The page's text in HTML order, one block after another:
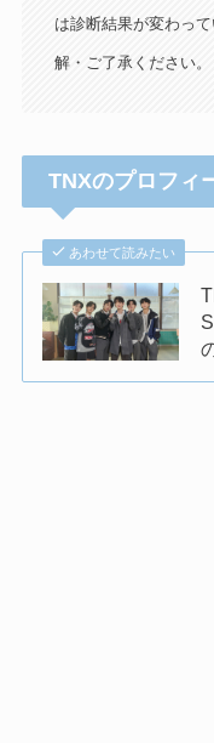
は診断結果が変わっ
解・ご了承ください。
TNXのプロフィ
あわせて読みたい